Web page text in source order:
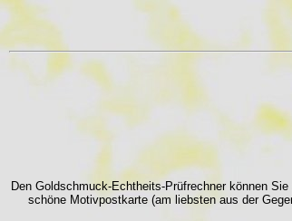
Den Goldschmuck-Echtheits-Prüfrechner können
schöne Motivpostkarte (am liebsten aus der